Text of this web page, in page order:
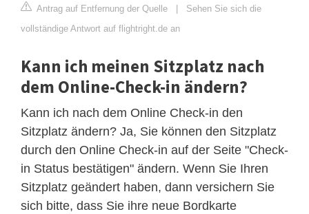
Antrag auf Entfernung der Quelle
Sehen Sie sich die
vollständige Antwort auf flightright.de an
Kann ich meinen Sitzplatz nach
dem Online-Check-in ändern?
Kann ich nach dem Online Check-in den
Sitzplatz ändern? Ja, Sie können den Sitzplatz
durch den Online Check-in auf der Seite "Check-
in Status bestätigen" ändern. Wenn Sie Ihren
Sitzplatz geändert haben, dann versichern Sie
sich bitte, dass Sie ihre neue Bordkarte